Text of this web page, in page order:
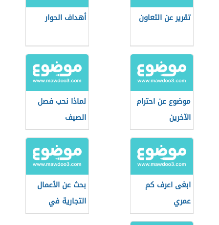
تقرير عن التعاون أهداف الحوار
موضوع عن احترام
الآخرين
لماذا نحب فصل
الصيف
ابغى اعرف كم
عمري
بحث عن الأعمال
التجارية في
القانون التجاري